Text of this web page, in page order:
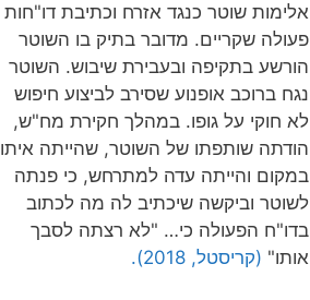
אלימות שוטר כנגד אזרח וכתיבת דו"חות
פעולה שקריים. מדובר בתיק בו השוטר
הורשע בתקיפה ובעבירת שיבוש. השוטר
נגח ברוכב אופנוע שסירב לביצוע חיפוש
לא חוקי על גופו. במהלך חקירת מח"ש,
הודתה שותפתו של השוטר, שהייתה איתו
במקום והייתה עדה למתרחש, כי פנתה
לשוטר וביקשה שיכתיב לה מה לכתוב
בדו"ח הפעולה כי… "לא רצתה לסבך
אותו" (קריסטל, 2018).